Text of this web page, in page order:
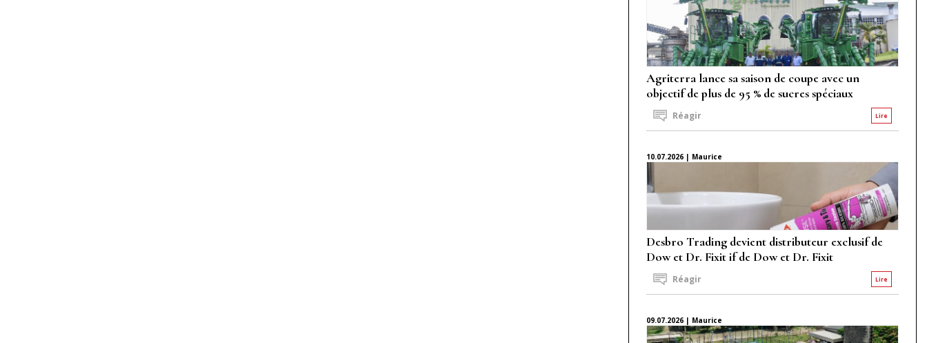
Agriterra lance sa saison de coupe avec un
objectif de plus de 95 % de sucres spéciaux
Lire
Réagir
10.07.2026 | Maurice
Desbro Trading devient distributeur exclusif de
Dow et Dr. Fixit if de Dow et Dr. Fixit
Lire
Réagir
09.07.2026 | Maurice